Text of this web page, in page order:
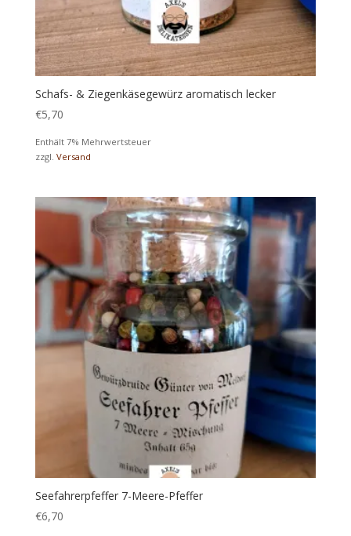
Schafs- & Ziegenkäsegewürz aromatisch lecker
€5,70
Enthält 7% Mehrwertsteuer
zzgl. Versand
Seefahrerpfeffer 7-Meere-Pfeffer
€6,70